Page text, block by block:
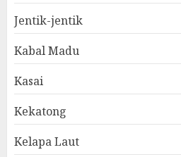
Jentik-jentik
Kabal Madu
Kasai
Kekatong
Kelapa Laut